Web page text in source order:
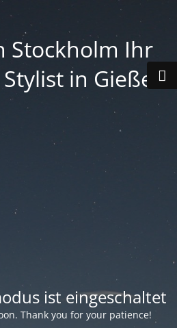
Stockholm Ihr
in Gießen
ist eingeschaltet
Thank you for your patience!